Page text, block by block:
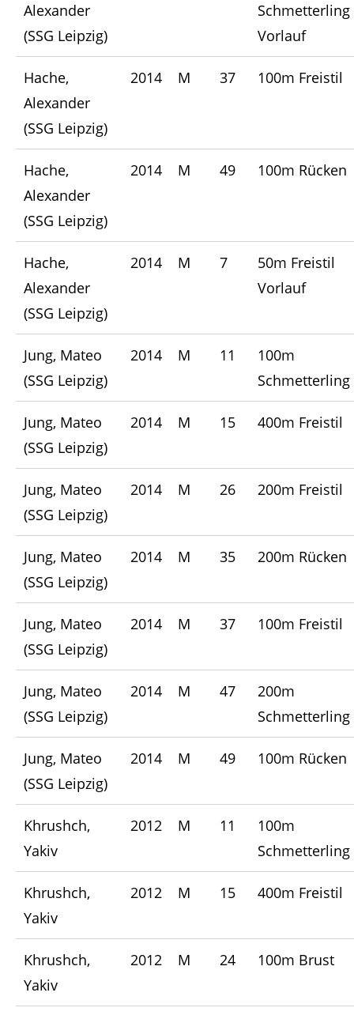
Alexander
(SSG Leipzig)
Schmetterling
Vorlauf
Hache,
Alexander
(SSG Leipzig)
2014 M 37 100m Freistil
Hache,
Alexander
(SSG Leipzig)
2014 M 49 100m Rücken
Hache,
Alexander
(SSG Leipzig)
2014 M 7
50m Freistil
Vorlauf
Jung, Mateo
(SSG Leipzig)
2014 M 11
100m
Schmetterling
Jung, Mateo
(SSG Leipzig)
2014 M 15 400m Freistil
Jung, Mateo
(SSG Leipzig)
2014 M 26 200m Freistil
Jung, Mateo
(SSG Leipzig)
2014 M 35 200m Rücken
Jung, Mateo
(SSG Leipzig)
2014 M 37 100m Freistil
Jung, Mateo
(SSG Leipzig)
2014 M 47
200m
Schmetterling
Jung, Mateo
(SSG Leipzig)
2014 M 49 100m Rücken
Khrushch,
Yakiv
2012 M 11
100m
Schmetterling
Khrushch,
Yakiv
2012 M 15 400m Freistil
Khrushch,
Yakiv
2012 M 24 100m Brust